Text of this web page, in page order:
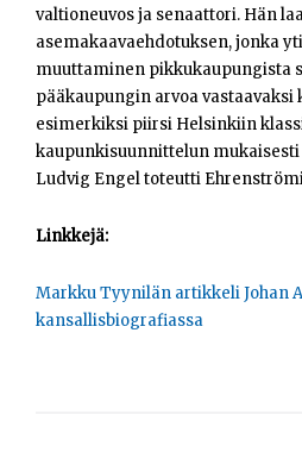
valtioneuvos ja senaattori. Hän
asemakaavaehdotuksen, jonka
muuttaminen pikkukaupungista
pääkaupungin arvoa
esimerkiksi piirsi Helsinkiin
kaupunkisuunnittelun mukaisesti
Ludvig Engel toteutti
Linkkejä:
Markku Tyynilän artikkeli Johan
kansallisbiografiassa